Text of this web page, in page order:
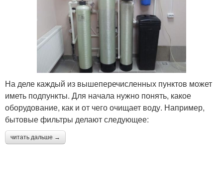
На деле каждый из вышеперечисленных пунктов может
иметь подпункты. Для начала нужно понять, какое
оборудование, как и от чего очищает воду. Например,
бытовые фильтры делают следующее:
читать дальше →